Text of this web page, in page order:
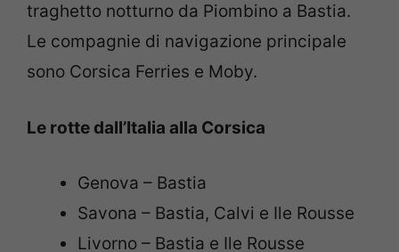
traghetto notturno da Piombino a Bastia.
Le compagnie di navigazione principale
sono Corsica Ferries e Moby.
Le rotte dall’Italia alla Corsica
Genova – Bastia
Savona – Bastia, Calvi e Ile Rousse
Livorno – Bastia e Ile Rousse